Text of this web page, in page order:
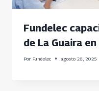
Fundelec
de La Guaira
Por Fundelec agosto 26, 2025